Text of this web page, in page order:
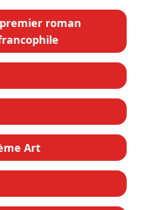
roman
Art